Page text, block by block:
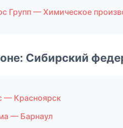
Групп — Химическое
Сибирский
— Красноярск
— Барнаул